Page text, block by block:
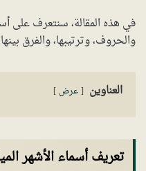
في هذه المقالة، سنتعرف على
والحروف، وترتيبها، والفرق
العناوين عرض
تعريف أسماء الأشهر